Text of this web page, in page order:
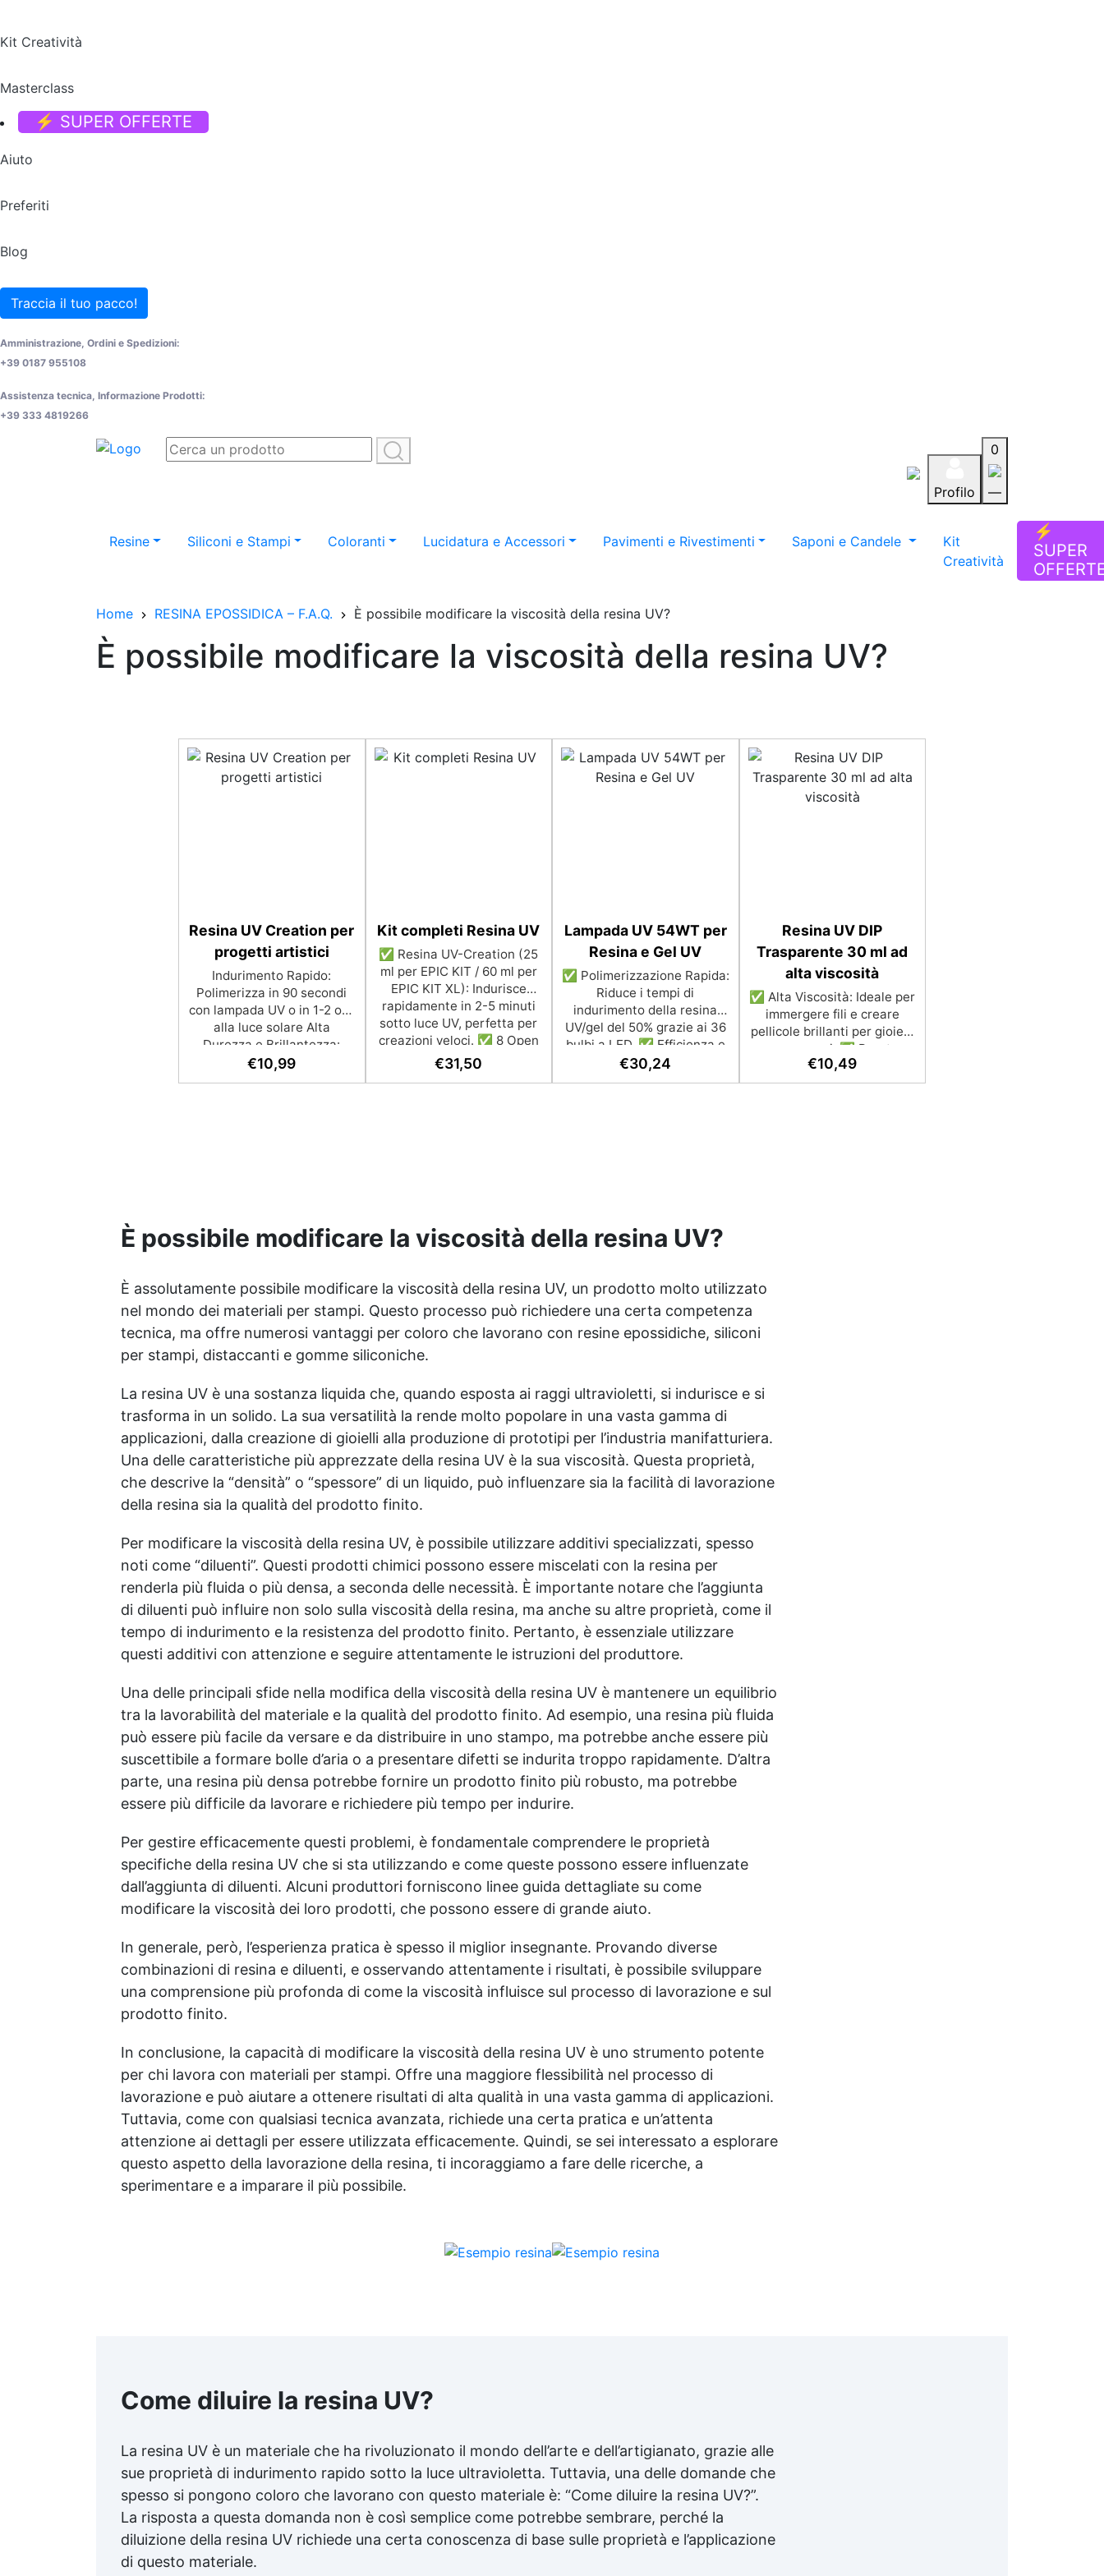
Kit Creatività
Masterclass
⚡ SUPER OFFERTE
Aiuto
Preferiti
Blog
Traccia il tuo pacco!
Amministrazione, Ordini e Spedizioni:
+39 0187 955108
Assistenza tecnica, Informazione Prodotti:
+39 333 4819266
Profilo
0
—
Resine Siliconi e Stampi Coloranti Lucidatura e Accessori Pavimenti e Rivestimenti Saponi e Candele
Kit
Creatività
⚡
SUPER
Home RESINA EPOSSIDICA – F.A.Q. È possibile modificare la viscosità della resina UV?
È possibile modificare la viscosità della resina UV?
Resina UV Creation per
progetti artistici
Indurimento Rapido:
Polimerizza in 90 secondi
con lampada UV o in 1-2 ore
alla luce solare Alta
Durezza e Brillantezza:
Superficie lucida,
trasparente e resistente
risultato pulito e sicuro
€10,99
Kit completi Resina UV
✅ Resina UV-Creation (25
ml per EPIC KIT / 60 ml per
EPIC KIT XL): Indurisce
rapidamente in 2-5 minuti
sotto luce UV, perfetta per
creazioni veloci. ✅ 8 Open
Bezel a Sorpresa: Per
creare gioielli personalizzati
uniforme della resina. ✅ 2
Pigmenti Neon da 10 gr:
scintillante e colorato alle
tue creazioni.
€31,50
Lampada UV 54WT per
Resina e Gel UV
✅ Polimerizzazione Rapida:
Riduce i tempi di
indurimento della resina
UV/gel del 50% grazie ai 36
bulbi a LED. ✅ Efficienza e
Risparmio di Tempo: Evita
l’uso di una torcia UV,
accende e si spegne
automaticamente per una
Compatibilità Universale:
Funziona con gel e resine
compatibili con LED e UV,
perfetta anche per la Nail
€30,24
Resina UV DIP
Trasparente 30 ml ad
alta viscosità
✅ Alta Viscosità: Ideale per
immergere fili e creare
pellicole brillanti per gioielli
e accessori. ✅ Pronta
all'Uso: Non richiede
miscelazione, pronta per
copertura uniforme e sicura.
€10,49
È possibile modificare la viscosità della resina UV?
È assolutamente possibile modificare la viscosità della resina UV, un prodotto molto utilizzato
nel mondo dei materiali per stampi. Questo processo può richiedere una certa competenza
tecnica, ma offre numerosi vantaggi per coloro che lavorano con resine epossidiche, siliconi
per stampi, distaccanti e gomme siliconiche.
La resina UV è una sostanza liquida che, quando esposta ai raggi ultravioletti, si indurisce e si
trasforma in un solido. La sua versatilità la rende molto popolare in una vasta gamma di
applicazioni, dalla creazione di gioielli alla produzione di prototipi per l’industria manifatturiera.
Una delle caratteristiche più apprezzate della resina UV è la sua viscosità. Questa proprietà,
che descrive la “densità” o “spessore” di un liquido, può influenzare sia la facilità di lavorazione
della resina sia la qualità del prodotto finito.
Per modificare la viscosità della resina UV, è possibile utilizzare additivi specializzati, spesso
noti come “diluenti”. Questi prodotti chimici possono essere miscelati con la resina per
renderla più fluida o più densa, a seconda delle necessità. È importante notare che l’aggiunta
di diluenti può influire non solo sulla viscosità della resina, ma anche su altre proprietà, come il
tempo di indurimento e la resistenza del prodotto finito. Pertanto, è essenziale utilizzare
questi additivi con attenzione e seguire attentamente le istruzioni del produttore.
Una delle principali sfide nella modifica della viscosità della resina UV è mantenere un equilibrio
tra la lavorabilità del materiale e la qualità del prodotto finito. Ad esempio, una resina più fluida
può essere più facile da versare e da distribuire in uno stampo, ma potrebbe anche essere più
suscettibile a formare bolle d’aria o a presentare difetti se indurita troppo rapidamente. D’altra
parte, una resina più densa potrebbe fornire un prodotto finito più robusto, ma potrebbe
essere più difficile da lavorare e richiedere più tempo per indurire.
Per gestire efficacemente questi problemi, è fondamentale comprendere le proprietà
specifiche della resina UV che si sta utilizzando e come queste possono essere influenzate
dall’aggiunta di diluenti. Alcuni produttori forniscono linee guida dettagliate su come
modificare la viscosità dei loro prodotti, che possono essere di grande aiuto.
In generale, però, l’esperienza pratica è spesso il miglior insegnante. Provando diverse
combinazioni di resina e diluenti, e osservando attentamente i risultati, è possibile sviluppare
una comprensione più profonda di come la viscosità influisce sul processo di lavorazione e sul
prodotto finito.
In conclusione, la capacità di modificare la viscosità della resina UV è uno strumento potente
per chi lavora con materiali per stampi. Offre una maggiore flessibilità nel processo di
lavorazione e può aiutare a ottenere risultati di alta qualità in una vasta gamma di applicazioni.
Tuttavia, come con qualsiasi tecnica avanzata, richiede una certa pratica e un’attenta
attenzione ai dettagli per essere utilizzata efficacemente. Quindi, se sei interessato a esplorare
questo aspetto della lavorazione della resina, ti incoraggiamo a fare delle ricerche, a
sperimentare e a imparare il più possibile.
Come diluire la resina UV?
La resina UV è un materiale che ha rivoluzionato il mondo dell’arte e dell’artigianato, grazie alle
sue proprietà di indurimento rapido sotto la luce ultravioletta. Tuttavia, una delle domande che
spesso si pongono coloro che lavorano con questo materiale è: “Come diluire la resina UV?”.
La risposta a questa domanda non è così semplice come potrebbe sembrare, perché la
diluizione della resina UV richiede una certa conoscenza di base sulle proprietà e l’applicazione
di questo materiale.